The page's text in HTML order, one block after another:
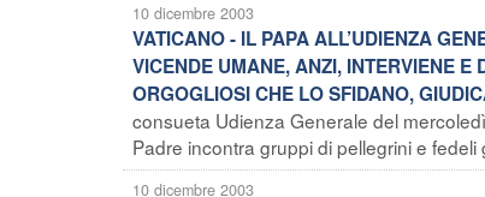
10 dicembre 2003
VATICANO - IL PAPA ALL’UDIENZA
VICENDE UMANE, ANZI, INTERVIENE
ORGOGLIOSI CHE LO SFIDANO,
consueta Udienza Generale del
Padre incontra gruppi di pellegrini e fedeli
10 dicembre 2003